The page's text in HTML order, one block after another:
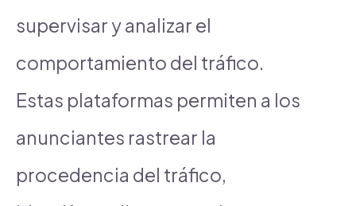
supervisar y analizar el
comportamiento del tráfico.
Estas plataformas permiten a los
anunciantes rastrear la
procedencia del tráfico,